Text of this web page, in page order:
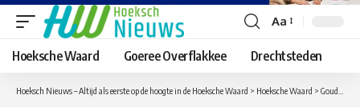
Lettergrootte
aanpassen
Aa
Hoeksche Waard Goeree Overflakkee Drechtsteden
Hoeksch Nieuws – Altijd als eerste op de hoogte in de Hoeksche Waard > Hoeksche Waard > Goudswaardse Boys verliest bij Pernis